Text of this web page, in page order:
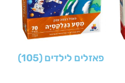
פאזלים לילדים(105)